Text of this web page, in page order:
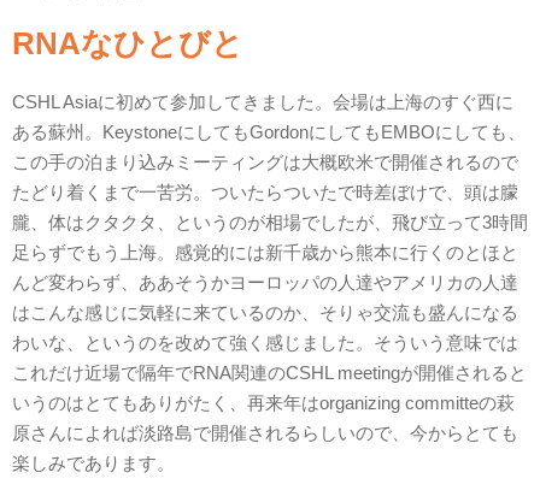
RNAなひとびと
CSHL Asiaに初めて参加してきました。会場は上海のすぐ西に
ある蘇州。KeystoneにしてもGordonにしてもEMBOにしても、
この手の泊まり込みミーティングは大概欧米で開催されるので
たどり着くまで一苦労。ついたらついたで時差ぼけで、頭は朦
朧、体はクタクタ、というのが相場でしたが、飛び立って3時間
足らずでもう上海。感覚的には新千歳から熊本に行くのとほと
んど変わらず、ああそうかヨーロッパの人達やアメリカの人達
はこんな感じに気軽に来ているのか、そりゃ交流も盛んになる
わいな、というのを改めて強く感じました。そういう意味では
これだけ近場で隔年でRNA関連のCSHL meetingが開催されると
いうのはとてもありがたく、再来年はorganizing committeの萩
原さんによれば淡路島で開催されるらしいので、今からとても
楽しみであります。